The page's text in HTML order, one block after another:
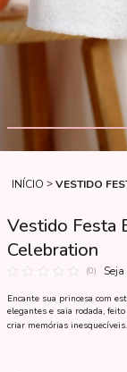
INÍCIO VESTIDO
Vestido Festa
Celebration
(0)
Encante sua princesa com
elegantes e saia rodada,
criar memórias inesquecíveis.